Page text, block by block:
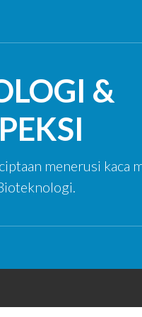
&
menerusi kaca